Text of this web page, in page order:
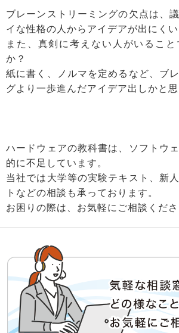
ブレーンストリーミングの欠点は、
イな性格の人からアイデアが出にくい
また、真剣に考えない人がいること
か？
紙に書く、ノルマを定めるなど、ブ
グより一歩進んだアイデア出しかと思
ハードウェアの教科書は、ソフトウ
的に不足しています。
当社では大学等の実験テキスト、新
トなどの相談も承っております。
お困りの際は、お気軽にご相談くださ